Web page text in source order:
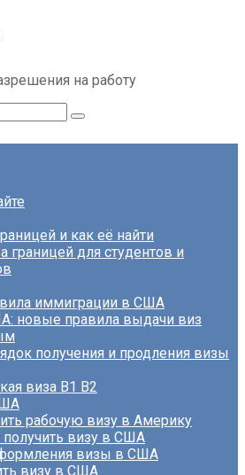
на работу
и как её найти
границей для студентов и
иммиграции в США
новые правила выдачи виз
получения и продления визы
виза B1 B2
рабочую визу в Америку
получить визу в США
визы в США
визу в США